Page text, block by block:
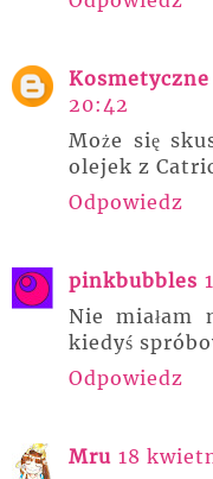
Kosmetyczne
20:42
Może się
olejek z
Odpowiedz
pinkbubbles
Nie miałam
kiedyś
Odpowiedz
Mru 18